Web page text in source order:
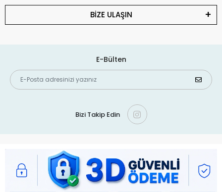
BİZE ULAŞIN
E-Bülten
Bizi Takip Edin